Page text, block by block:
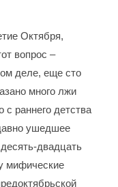
Октября,
вопрос –
деле, еще сто
много лжи
раннего детства
ушедшее
двадцать
мифические